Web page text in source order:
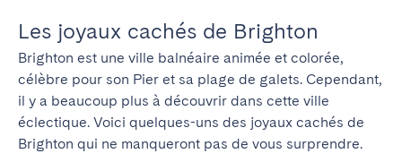
Les joyaux cachés de Brighton
Brighton est une ville balnéaire animée et colorée,
célèbre pour son Pier et sa plage de galets. Cependant,
il y a beaucoup plus à découvrir dans cette ville
éclectique. Voici quelques-uns des joyaux cachés de
Brighton qui ne manqueront pas de vous surprendre.